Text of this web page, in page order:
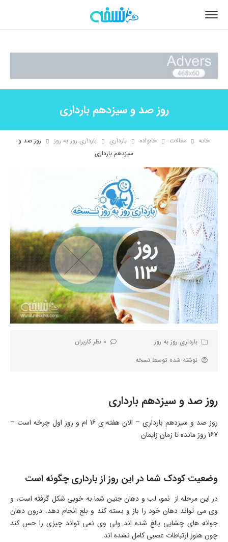
روز صد و سیزدهم بارداری
خانه مقالات خانواده بارداری بارداری روز به روز
روز صد و
سیزدهم بارداری
بارداری روز به روز
0 نظر کاربران
نوشته شده توسط نسخه
روز صد و سیزدهم بارداری
روز صد و سیزدهم بارداری – الان هفته ی 16 ام و روز اول چرخه است –
167 روز مانده تا زمان زایمان
وضعیت کودک شما در این روز از بارداری چگونه است
در این مرحله از نمو، لب و دهان جنین شما به خوبی شکل گرفته است، و
وی می تواند دهان خود را باز و بسته کند و بلع انجام دهد. درون دهان
جوانه های چشایی بالغ شده اند ولی وی نمی تواند چیزی را حس کند
چون هنوز ارتباطات عصبی کامل نشده اند.